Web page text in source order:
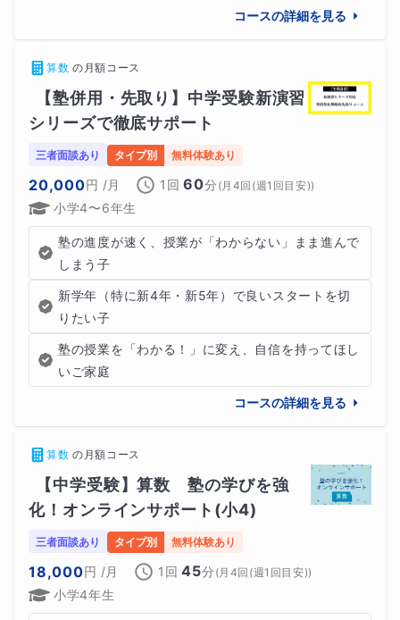
となる幅広い分野を網羅し、非常に高度で緻密でした。こ
後に万有引力の法則を発見し、微積分の発展にも大きく貢
献することとなりました。
★世界の劇作家 シェイクスピア
イギリスの劇作家であり、世界的に名高いウィリアム・シ
ェイクスピアは、家庭教師の指導のもとで文学や歴史を学
んでいました。彼が受けた教育は、彼の作品において非常
に大きな影響を与えており、その豊かな知識と創造力がギ
フテッドである彼の名作に結びついています。
グラハム・ベルは、スコットランド生まれのアメリカの発
明家であり、科学者でした。彼は、世界初の電話機を発明
したことで知られており、その業績は現代の通信技術の基
盤となっています。彼の人生は、家庭教師による教育がギ
フテッドの才能を開花させる原動力となりました。
コースの詳細を見る
算数 の 月額コース
【塾併用・先取り】中学受験新演習
シリーズで徹底サポート
三者面談あり タイプ別 無料体験あり
20,000円 /月 1回 60分 (月4回(週1回目安))
小学4〜6年生
塾の進度が速く、授業が「わからない」まま進んで
しまう子
新学年（特に新4年・新5年）で良いスタートを切
りたい子
塾の授業を「わかる！」に変え、自信を持ってほし
いご家庭
コースの詳細を見る
算数 の 月額コース
【中学受験】算数　塾の学びを強
化！オンラインサポート(小4)
三者面談あり タイプ別 無料体験あり
18,000円 /月 1回 45分 (月4回(週1回目安))
小学4年生